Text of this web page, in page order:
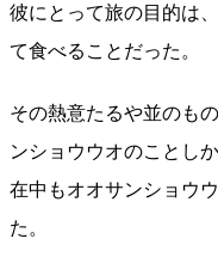
彼にとって旅の目的は
て食べることだった。
その熱意たるや並のも
ンショウウオのことし
在中もオオサンショウ
た。